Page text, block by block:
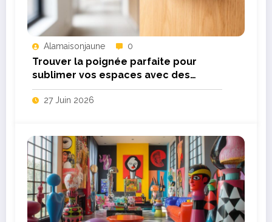
Alamaisonjaune 0
Trouver la poignée parfaite pour
sublimer vos espaces avec des
modèles design
27 Juin 2026